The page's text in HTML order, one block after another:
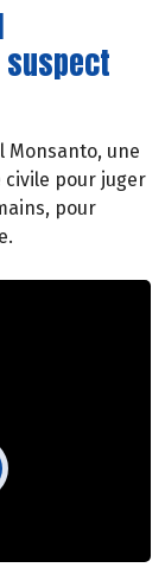
Monsanto, une
pour juger
pour